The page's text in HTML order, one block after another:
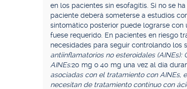
en los pacientes sin esofagitis. Si no se
paciente deberá someterse a estudios
sintomático posterior puede lograrse
fuese requerido. En pacientes en riesgo
necesidades para seguir controlando los
antiinflamatorios no esteroidales
AINEs:20 mg o 40 mg una vez al día
asociadas con el tratamiento con AINEs,
necesitan de tratamiento continuo con